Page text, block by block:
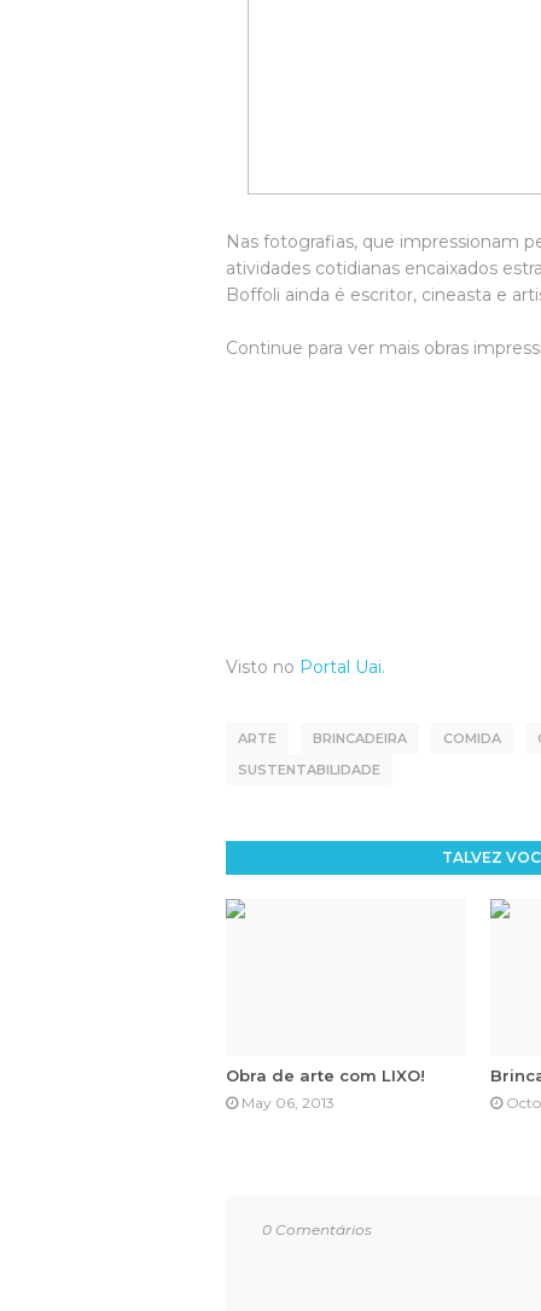
Nas fotografias, que impressionam
atividades cotidianas encaixados
Boffoli ainda é escritor, cineasta e
Continue para ver mais obras
Visto no Portal Uai.
ARTE BRINCADEIRA COMIDA
SUSTENTABILIDADE
TALVEZ
Obra de arte com LIXO!
May 06, 2013
0 Comentários